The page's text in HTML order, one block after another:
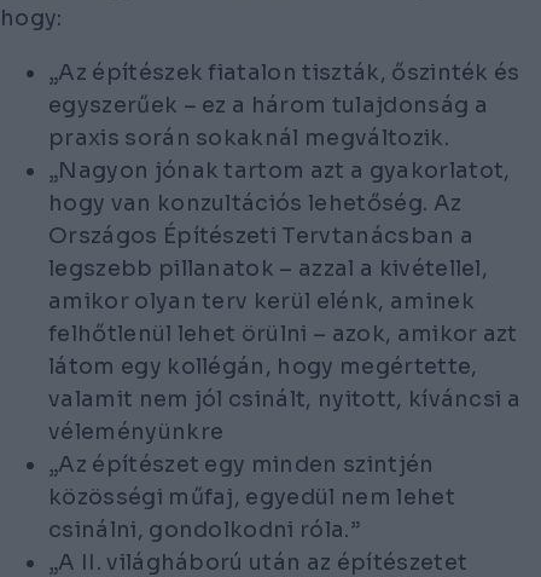
hogy:
„Az építészek fiatalon tiszták, őszinték és
egyszerűek – ez a három tulajdonság a
praxis során sokaknál megváltozik.
„Nagyon jónak tartom azt a gyakorlatot,
hogy van konzultációs lehetőség. Az
Országos Építészeti Tervtanácsban a
legszebb pillanatok – azzal a kivétellel,
amikor olyan terv kerül elénk, aminek
felhőtlenül lehet örülni – azok, amikor azt
látom egy kollégán, hogy megértette,
valamit nem jól csinált, nyitott, kíváncsi a
véleményünkre
„Az építészet egy minden szintjén
közösségi műfaj, egyedül nem lehet
csinálni, gondolkodni róla.”
„A II. világháború után az építészetet